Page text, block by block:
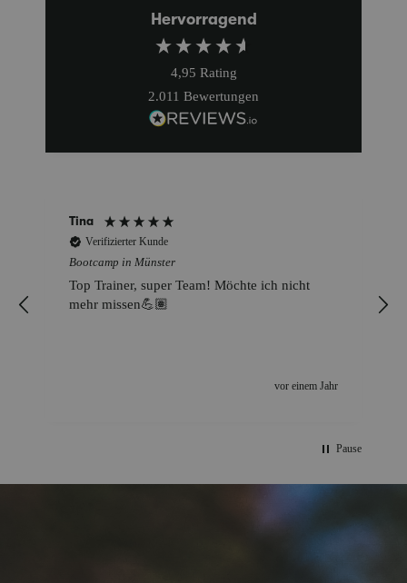
Hervorragend
4,95 Rating
2.011 Bewertungen
Tina
Verifizierter Kunde
Bootcamp in Münster
Top Trainer, super Team! Möchte ich nicht
mehr missen💪🏽
vor einem Jahr
Pause